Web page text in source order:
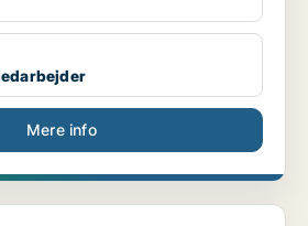
Mere info
ph.d.-administrationen på ...